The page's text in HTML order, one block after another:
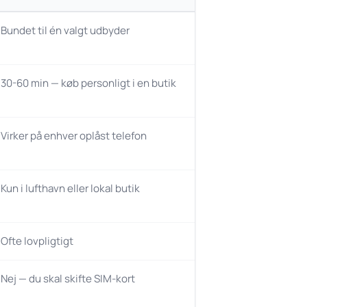
Bundet til én valgt udbyder
30-60 min — køb personligt i en butik
Virker på enhver oplåst telefon
Kun i lufthavn eller lokal butik
Ofte lovpligtigt
Nej — du skal skifte SIM-kort